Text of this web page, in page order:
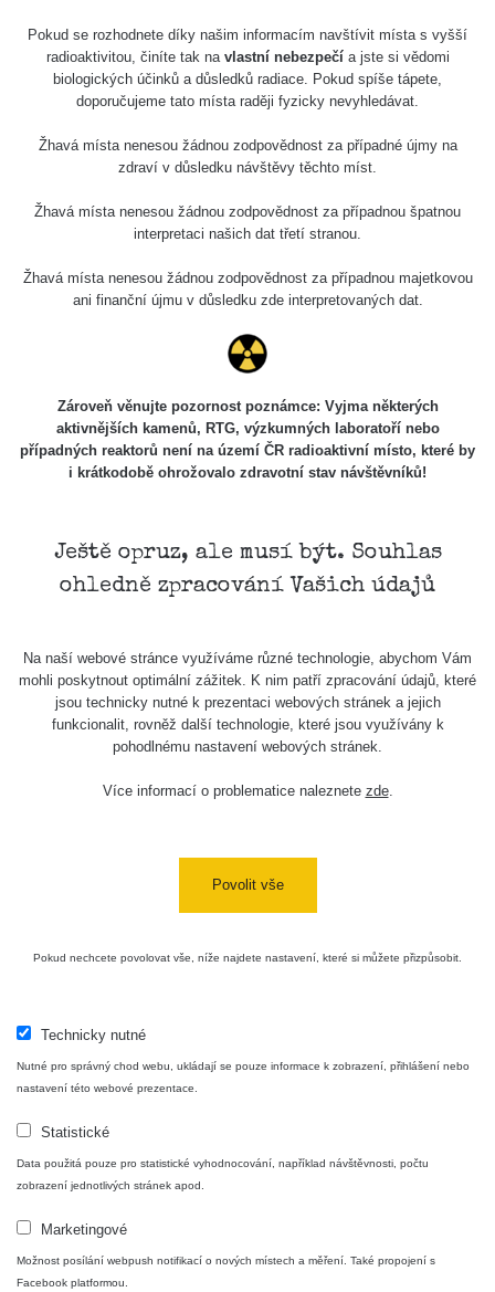
Aplikace pro prezentaci občanských měření
s potenciálně zvýšenou radioaktivitou.
Kontakt
e-mail:radiation@zhavamista.cz
https://twitter.com/ZhavaMista/
youtube:https://www.youtube.com/@zhavamista
Měření
Podpořte nás
Kontakt
CC BY-NC 4.0 Deed
https://creativecommons.org/licenses/by-nc/4.0/
Pokud se rozhodnete díky našim informacím navštívit místa s vyšší
radioaktivitou, činíte tak na vlastní nebezpečía jste si vědomi
biologických účinků a důsledků radiace. Pokud spíše tápete,
doporučujeme tato místa raději fyzicky nevyhledávat.
Žhavá místa nenesou žádnou zodpovědnost za případné újmy na
zdraví v důsledku návštěvy těchto míst.
Žhavá místa nenesou žádnou zodpovědnost za případnou špatnou
interpretaci našich dat třetí stranou.
Žhavá místa nenesou žádnou zodpovědnost za případnou majetkovou
ani finanční újmu v důsledku zde interpretovaných dat.
Zároveň věnujte pozornost poznámce: Vyjma některých
aktivnějších kamenů, RTG, výzkumných laboratoří nebo
případných reaktorů není na území ČR radioaktivní místo, které by
i krátkodobě ohrožovalo zdravotní stav návštěvníků!
Ještě opruz, ale musí být. Souhlas
ohledně zpracování Vašich údajů
Na naší webové stránce využíváme různé technologie, abychom Vám
mohli poskytnout optimální zážitek. K nim patří zpracování údajů, které
jsou technicky nutné k prezentaci webových stránek a jejich
funkcionalit, rovněž další technologie, které jsou využívány k
pohodlnému nastavení webových stránek.
Více informací o problematice naleznete zde.
Povolit vše
Pokud nechcete povolovat vše, níže najdete nastavení, které si můžete přizpůsobit.
Technicky nutné
Nutné pro správný chod webu, ukládají se pouze informace k zobrazení, přihlášení nebo
nastavení této webové prezentace.
Statistické
Data použitá pouze pro statistické vyhodnocování, například návštěvnosti, počtu
zobrazení jednotlivých stránek apod.
Marketingové
Možnost posílání webpush notifikací o nových místech a měření. Také propojení s
Facebook platformou.